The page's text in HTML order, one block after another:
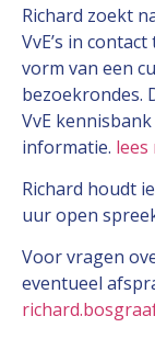
Richard zoekt
VvE’s in
vorm van een
bezoekrondes.
VvE
informatie. lees
Richard houdt
uur open
Voor vragen
eventueel